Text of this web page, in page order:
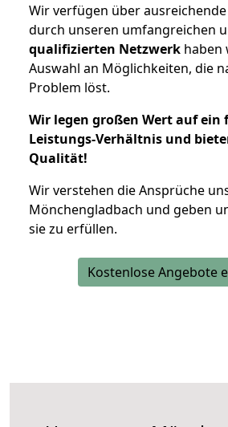
Wir verfügen über
durch unseren umfangreichen
qualifizierten Netzwerk haben
Auswahl an Möglichkeiten, die
Problem löst.
Wir legen großen Wert auf ein
Leistungs-Verhältnis und
Qualität!
Wir verstehen die Ansprüche
Mönchengladbach und geben
sie zu erfüllen.
Kostenlose Angebote